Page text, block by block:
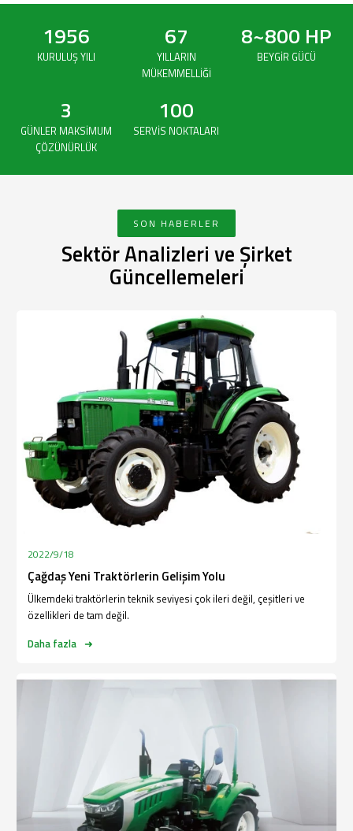
1956
KURULUŞ YILI
67
YILLARIN
MÜKEMMELLIĞI
8~800 HP
BEYGIR GÜCÜ
3
GÜNLER MAKSIMUM
ÇÖZÜNÜRLÜK
100
SERVIS NOKTALARI
SON HABERLER
Sektör Analizleri ve Şirket
Güncellemeleri
Çağdaş Yeni Traktörlerin Gelişim Yolu
2022/9/18
Ülkemdeki traktörlerin teknik seviyesi çok ileri değil, çeşitleri ve
özellikleri de tam değil.
Daha fazla